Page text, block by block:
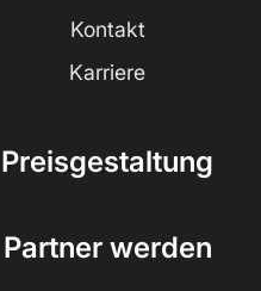
Kontakt
Karriere
Preisgestaltung
Partner werden